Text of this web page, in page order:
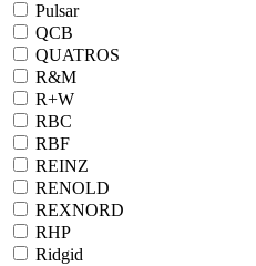
Pulsar
QCB
QUATROS
R&M
R+W
RBC
RBF
REINZ
RENOLD
REXNORD
RHP
Ridgid